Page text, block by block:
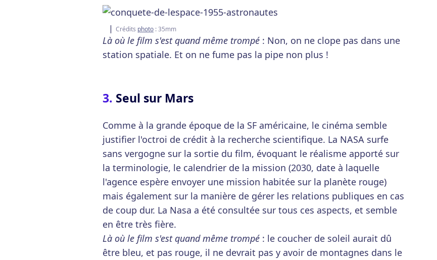
Crédits photo : 35mm
Là où le film s'est quand même trompé : Non, on ne clope pas dans une
station spatiale. Et on ne fume pas la pipe non plus !
Seul sur Mars
Comme à la grande époque de la SF américaine, le cinéma semble
justifier l'octroi de crédit à la recherche scientifique. La NASA surfe
sans vergogne sur la sortie du film, évoquant le réalisme apporté sur
la terminologie, le calendrier de la mission (2030, date à laquelle
l'agence espère envoyer une mission habitée sur la planète rouge)
mais également sur la manière de gérer les relations publiques en cas
de coup dur. La Nasa a été consultée sur tous ces aspects, et semble
en être très fière.
Là où le film s'est quand même trompé : le coucher de soleil aurait dû
être bleu, et pas rouge, il ne devrait pas y avoir de montagnes dans le